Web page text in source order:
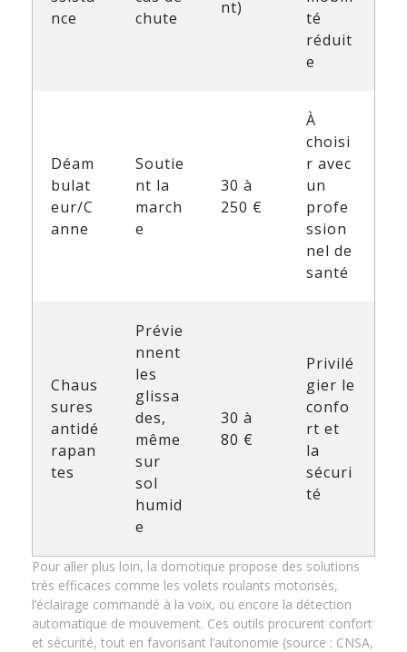
nce
chute
nt)
té
réduit
e
Déam
bulat
eur/C
anne
Soutie
nt la
march
e
30 à
250 €
À
choisi
r avec
un
profe
ssion
nel de
santé
Chaus
sures
antidé
rapan
tes
Prévie
nnent
les
glissa
des,
même
sur
sol
humid
e
30 à
80 €
Privilé
gier le
confo
rt et
la
sécuri
té
Pour aller plus loin, la domotique propose des solutions
très efficaces comme les volets roulants motorisés,
l’éclairage commandé à la voix, ou encore la détection
automatique de mouvement. Ces outils procurent confort
et sécurité, tout en favorisant l’autonomie (source : CNSA,